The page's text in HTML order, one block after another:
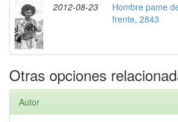
2012-08-23
Hombre pame
frente, 2843
Otras opciones
Autor